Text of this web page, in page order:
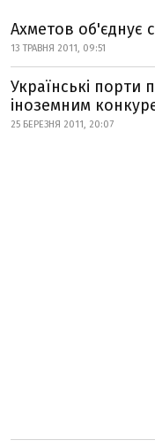
Ахметов об'єднує
13 ТРАВНЯ 2011, 09:51
Українські порти
іноземним
25 БЕРЕЗНЯ 2011, 20:07